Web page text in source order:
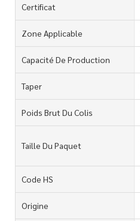
Certificat
Zone Applicable
Capacité De Production
Taper
Poids Brut Du Colis
Taille Du Paquet
Code HS
Origine